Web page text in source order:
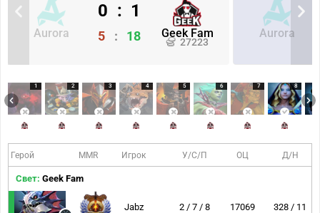
Aurora Geek Fam
27223
0 : 1
5 : 18 Aurora
1 2 3 4 5 6 7 8
Герой MMR Игрок У/С/П ОЦ Д/Н
Свет: Geek Fam
Jabz 2 / 7 / 8 17069 328 / 11